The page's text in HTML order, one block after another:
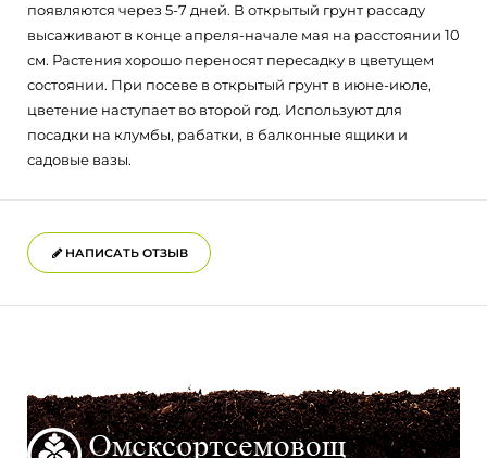
появляются через 5-7 дней. В открытый грунт рассаду
высаживают в конце апреля-начале мая на расстоянии 10
см. Растения хорошо переносят пересадку в цветущем
состоянии. При посеве в открытый грунт в июне-июле,
цветение наступает во второй год. Используют для
посадки на клумбы, рабатки, в балконные ящики и
садовые вазы.
НАПИСАТЬ ОТЗЫВ